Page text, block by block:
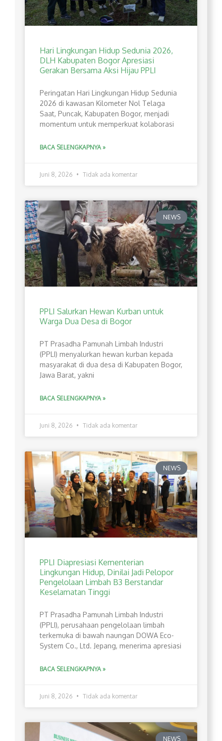
Hari Lingkungan Hidup Sedunia 2026,
DLH Kabupaten Bogor Apresiasi
Gerakan Bersama Aksi Hijau PPLI
Peringatan Hari Lingkungan Hidup Sedunia
2026 di kawasan Kilometer Nol Telaga
Saat, Puncak, Kabupaten Bogor, menjadi
momentum untuk memperkuat kolaborasi
BACA SELENGKAPNYA »
Juni 8, 2026 Tidak ada komentar
NEWS
PPLI Salurkan Hewan Kurban untuk
Warga Dua Desa di Bogor
PT Prasadha Pamunah Limbah Industri
(PPLI) menyalurkan hewan kurban kepada
masyarakat di dua desa di Kabupaten Bogor,
Jawa Barat, yakni
BACA SELENGKAPNYA »
Juni 8, 2026 Tidak ada komentar
NEWS
PPLI Diapresiasi Kementerian
Lingkungan Hidup, Dinilai Jadi Pelopor
Pengelolaan Limbah B3 Berstandar
Keselamatan Tinggi
PT Prasadha Pamunah Limbah Industri
(PPLI), perusahaan pengelolaan limbah
terkemuka di bawah naungan DOWA Eco-
System Co., Ltd. Jepang, menerima apresiasi
BACA SELENGKAPNYA »
Juni 8, 2026 Tidak ada komentar
NEWS